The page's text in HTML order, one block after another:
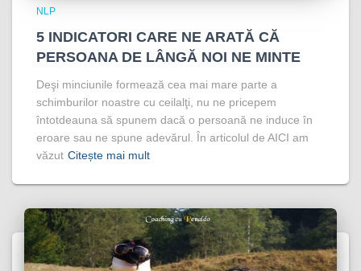
NLP
5 INDICATORI CARE NE ARATĂ CĂ
PERSOANA DE LÂNGĂ NOI NE MINTE
Deşi minciunile formează cea mai mare parte a
schimburilor noastre cu ceilalţi, nu ne pricepem
întotdeauna să spunem dacă o persoană ne induce în
eroare sau ne spune adevărul. În articolul de AICI am
văzut Citește mai mult